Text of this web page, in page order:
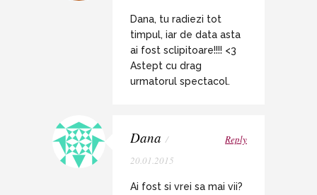
Dana, tu radiezi tot
timpul, iar de data asta
ai fost sclipitoare!!!! <3
Astept cu drag
urmatorul spectacol.
Dana /
20.01.2015
Reply
Ai fost si vrei sa mai vii?